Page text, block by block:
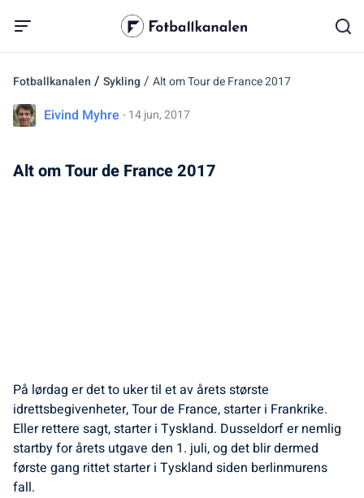
Fotballkanalen / Sykling / Alt om Tour de France 2017
Eivind Myhre - 14 jun, 2017
Alt om Tour de France 2017
På lørdag er det to uker til et av årets største
idrettsbegivenheter, Tour de France, starter i Frankrike.
Eller rettere sagt, starter i Tyskland. Dusseldorf er nemlig
startby for årets utgave den 1. juli, og det blir dermed
første gang rittet starter i Tyskland siden berlinmurens
fall.